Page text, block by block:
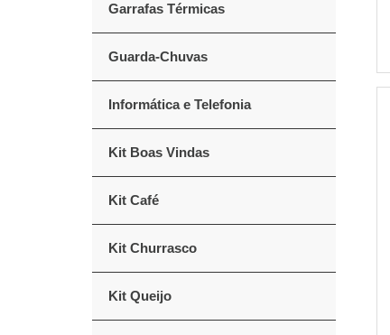
Garrafas Térmicas
Guarda-Chuvas
Informática e Telefonia
Kit Boas Vindas
Kit Café
Kit Churrasco
Kit Queijo